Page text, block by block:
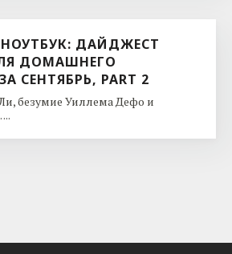
ДАЙДЖЕСТ
ДОМАШНЕГО
СЕНТЯБРЬ, PART 2
безумие Уиллема Дефо и